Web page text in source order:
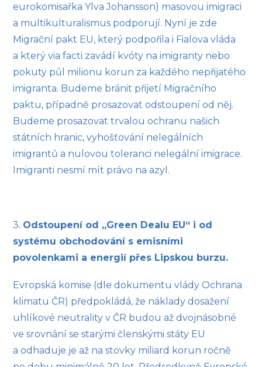
eurokomisařka Ylva Johansson) masovou imigraci
a multikulturalismus podporují. Nyní je zde
Migrační pakt EU, který podpořila i Fialova vláda
a který via facti zavádí kvóty na imigranty nebo
pokuty půl milionu korun za každého nepřijatého
imigranta. Budeme bránit přijetí Migračního
paktu, případně prosazovat odstoupení od něj.
Budeme prosazovat trvalou ochranu našich
státních hranic, vyhošťování nelegálních
imigrantů a nulovou toleranci nelegální imigrace.
Imigranti nesmí mít právo na azyl.
3. Odstoupení od „Green Dealu EU“ i od
systému obchodování s emisními
povolenkami a energií přes Lipskou burzu.
Evropská komise (dle dokumentu vlády Ochrana
klimatu ČR) předpokládá, že náklady dosažení
uhlíkové neutrality v ČR budou až dvojnásobné
ve srovnání se starými členskými státy EU
a odhaduje je až na stovky miliard korun ročně